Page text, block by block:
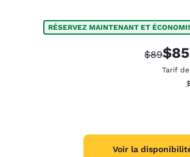
RÉSERVEZ MAINTENANT ET
Tarif
$89Tarif
$85
Tarif
Voir la